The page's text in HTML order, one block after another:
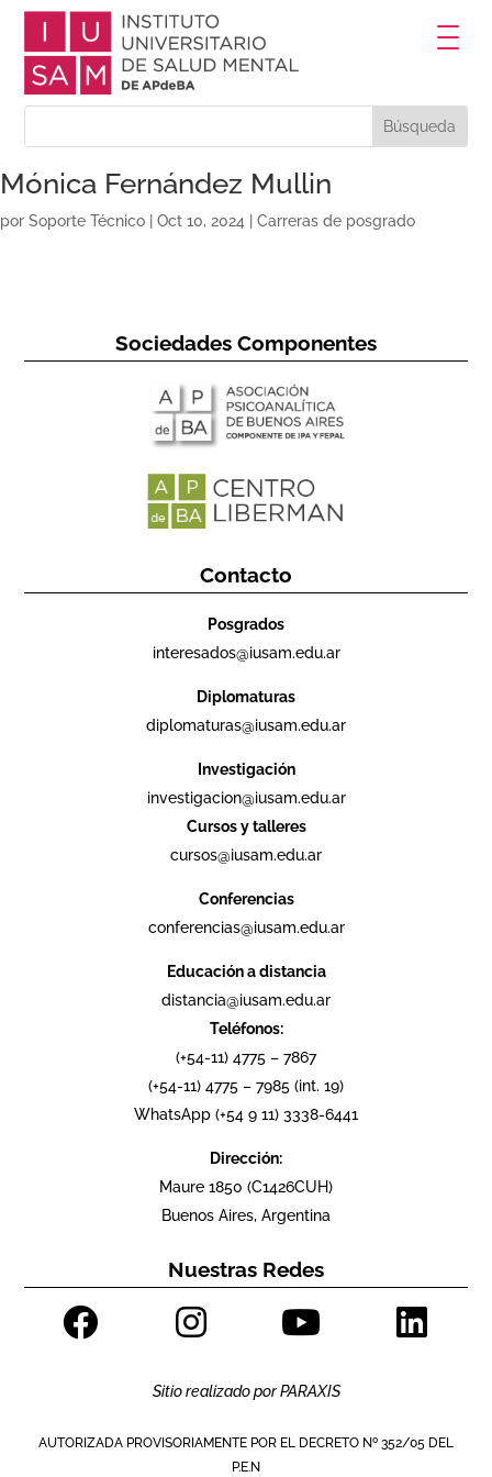
Mónica Fernández Mullin
por Soporte Técnico Oct 10, 2024 Carreras de posgrado
Sociedades Componentes
Contacto
Posgrados
interesados@iusam.edu.ar
Diplomaturas
diplomaturas@iusam.edu.ar
Investigación
investigacion@iusam.edu.ar
Cursos y talleres
cursos@iusam.edu.ar
Conferencias
conferencias@iusam.edu.ar
Educación a distancia
distancia@iusam.edu.ar
Teléfonos:
(+54-11) 4775 – 7867
(+54-11) 4775 – 7985 (int. 19)
WhatsApp (+54 9 11) 3338-6441
Dirección:
Maure 1850 (C1426CUH)
Buenos Aires, Argentina
Nuestras Redes
Sitio realizado porPARAXIS
AUTORIZADA PROVISORIAMENTE POR EL DECRETO Nº 352/05 DEL
P.E.N